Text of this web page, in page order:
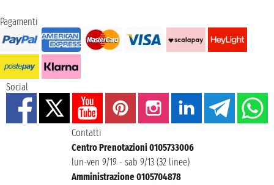
Pagamenti
Social
Contatti
Centro Prenotazioni 0105733006
lun-ven 9/19 - sab 9/13 (32 linee)
Amministrazione 0105704878